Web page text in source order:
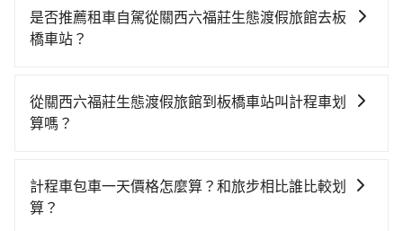
高鐵較貴、費時、轉車麻煩，且難叫計程車前往高鐵
站！從最早06:36一直到23:27，新竹-板橋一天最多有63
約800元、車程約33分鐘。抵達高鐵站後，步行進站、
現場購票並於月台排隊的時間約15分鐘，再乘坐23~27
小時23分鐘，假設2位同行，高鐵加轉乘之平均每人花費
為660元。不過新竹縣領有合法執照的計程車僅有700多
是否推薦租車自駕從關西六福莊生態渡假旅館去板
橋車站？
對的時間彈性，最重要的是你當天就要來回，那在新竹
路邊可隨租隨借的iRent應該是你最便宜選擇。註冊完
橋車站的花費預估為$800~1,300（金額差異來自於平假
日、車款差異、抵達目的地後多久原路返回），雖已將
從關西六福莊生態渡假旅館到板橋車站叫計程車划
算嗎？
灣大車隊、Uber、Line Taxi、Yoxi等。依照里程跳錶計
算，價格約為1,220~1,500元間，若改選tripool的專車
計程車包車一天價格怎麼算？和旅步相比誰比較划
算？